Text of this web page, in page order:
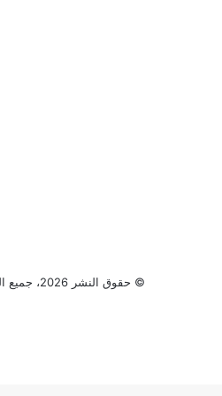
© حقوق النشر 2026، جميع الحقوق محفوظة